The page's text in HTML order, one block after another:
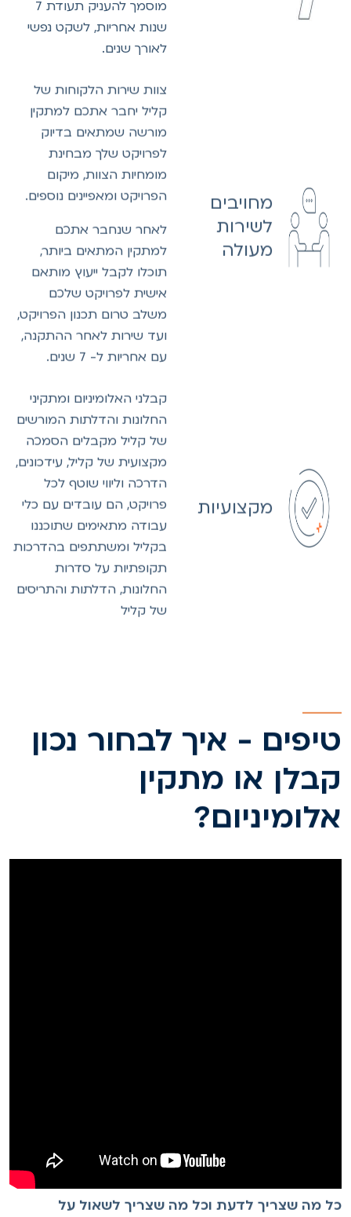
מוסמך להעניק תעודת 7
שנות אחריות, לשקט נפשי
לאורך שנים.
מחויבים
לשירות
מעולה
צוות שירות הלקוחות של
קליל יחבר אתכם למתקין
מורשה שמתאים בדיוק
לפרויקט שלך מבחינת
מומחיות הצוות, מיקום
הפרויקט ומאפיינים נוספים.
לאחר שנחבר אתכם
למתקין המתאים ביותר,
תוכלו לקבל ייעוץ מותאם
אישית לפרויקט שלכם
משלב טרום תכנון הפרויקט,
ועד שירות לאחר ההתקנה,
עם אחריות ל- 7 שנים.
מקצועיות
קבלני האלומיניום ומתקיני
החלונות והדלתות המורשים
של קליל מקבלים הסמכה
מקצועית של קליל, עידכונים,
הדרכה וליווי שוטף לכל
פרויקט, הם עובדים עם כלי
עבודה מתאימים שתוכננו
בקליל ומשתתפים בהדרכות
תקופתיות על סדרות
החלונות, הדלתות והתריסים
של קליל
- איך לבחור נכון
או מתקין
מה שצריך לדעת וכל מה שצריך לשאול על